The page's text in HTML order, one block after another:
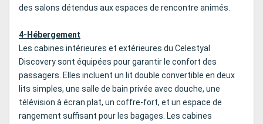
des salons détendus aux espaces de rencontre animés.
4-Hébergement
Les cabines intérieures et extérieures du Celestyal
Discovery sont équipées pour garantir le confort des
passagers. Elles incluent un lit double convertible en deux
lits simples, une salle de bain privée avec douche, une
télévision à écran plat, un coffre-fort, et un espace de
rangement suffisant pour les bagages. Les cabines